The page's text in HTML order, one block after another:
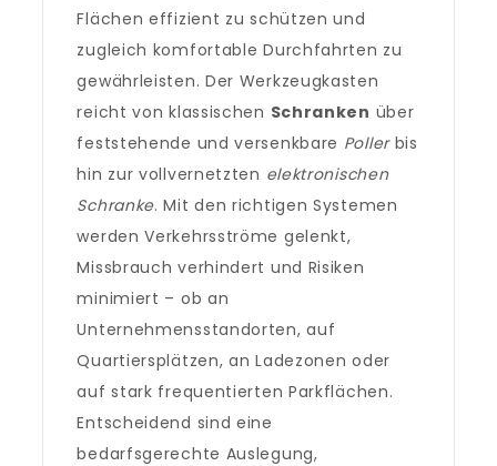
Flächen effizient zu schützen und
zugleich komfortable Durchfahrten zu
gewährleisten. Der Werkzeugkasten
reicht von klassischen Schranken über
feststehende und versenkbare Pollerbis
hin zur vollvernetzten elektronischen
Schranke. Mit den richtigen Systemen
werden Verkehrsströme gelenkt,
Missbrauch verhindert und Risiken
minimiert – ob an
Unternehmensstandorten, auf
Quartiersplätzen, an Ladezonen oder
auf stark frequentierten Parkflächen.
Entscheidend sind eine
bedarfsgerechte Auslegung,